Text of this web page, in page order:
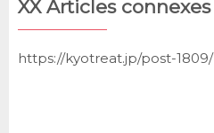
XX Articles connexes
https://kyotreat.jp/post-1809/